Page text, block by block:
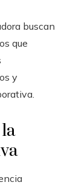
buscan
que
y